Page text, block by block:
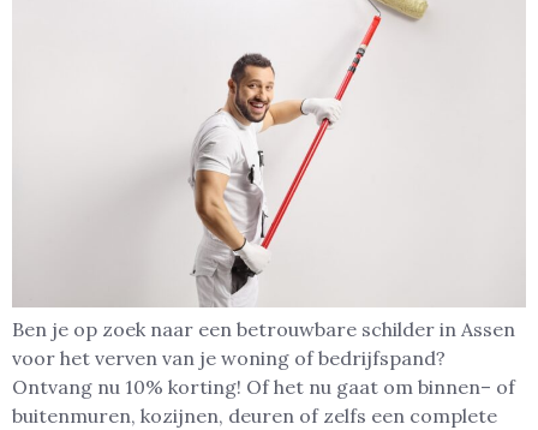
Ben je op zoek naar een betrouwbare schilder in Assen
voor het verven van je woning of bedrijfspand?
Ontvang nu 10% korting! Of het nu gaat om binnen– of
buitenmuren, kozijnen, deuren of zelfs een complete